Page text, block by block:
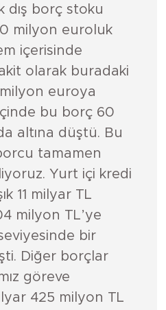
dış borç stoku
milyon euroluk
içerisinde
olarak buradaki
euroya
bu borç 60
altına düştü. Bu
tamamen
Yurt içi kredi
11 milyar TL
milyon TL’ye
bir
Diğer borçlar
göreve
425 milyon TL